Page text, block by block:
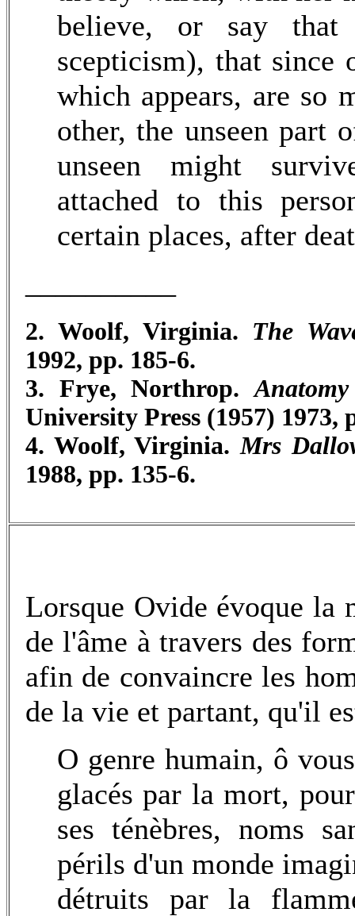
believe, or say
scepticism), that since
which appears, are so
other, the unseen part
unseen might
attached to this
certain places, after
2. Woolf, Virginia. The
1992, pp. 185-6.
3. Frye, Northrop.
University Press (1957) 1973,
4. Woolf, Virginia.Mrs
1988, pp. 135-6.
Lorsque Ovide évoque la
de l'âme à travers des
afin de convaincre les
de la vie et partant, qu'il
O genre humain, ô
glacés par la mort,
ses ténèbres, noms
périls d'un monde
détruits par la